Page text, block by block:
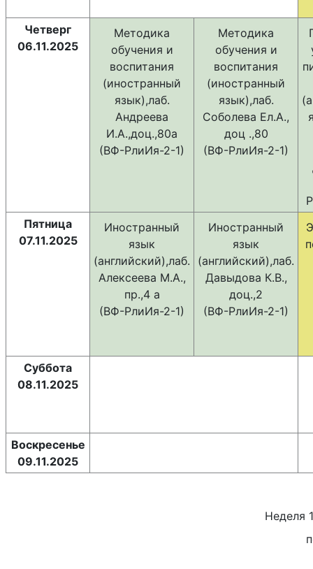
Четверг
06.11.2025
Методика
обучения и
воспитания
(иностранный
язык),лаб.
Андреева
И.А.,доц.,80а
(ВФ-РлиИя-2-1)
Методика
обучения и
воспитания
(иностранный
язык),лаб.
Соболева Ел.А.,
доц .,80
(ВФ-РлиИя-2-1)
Пятница
07.11.2025
Иностранный
язык
(английский),лаб.
Алексеева М.А.,
пр.,4 а
(ВФ-РлиИя-2-1)
Иностранный
язык
(английский),лаб.
Давыдова К.В.,
доц.,2
(ВФ-РлиИя-2-1)
Суббота
08.11.2025
Воскресенье
09.11.2025
Неделя